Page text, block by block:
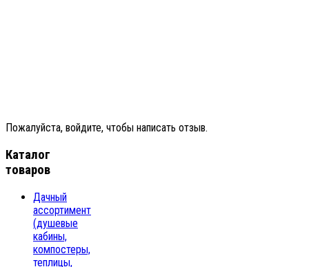
Пожалуйста, войдите, чтобы написать отзыв.
Каталог
товаров
Дачный
ассортимент
(душевые
кабины,
компостеры,
теплицы,